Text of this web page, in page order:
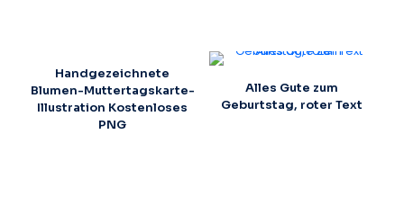
Handgezeichnete
Blumen-Muttertagskarte-
Illustration Kostenloses
PNG
Alles Gute zum
Geburtstag, roter Text